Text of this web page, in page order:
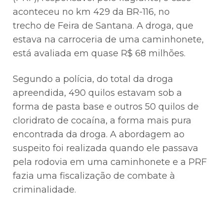
aconteceu no km 429 da BR-116, no
trecho de Feira de Santana. A droga, que
estava na carroceria de uma caminhonete,
está avaliada em quase R$ 68 milhões.
Segundo a polícia, do total da droga
apreendida, 490 quilos estavam sob a
forma de pasta base e outros 50 quilos de
cloridrato de cocaína, a forma mais pura
encontrada da droga. A abordagem ao
suspeito foi realizada quando ele passava
pela rodovia em uma caminhonete e a PRF
fazia uma fiscalização de combate à
criminalidade.